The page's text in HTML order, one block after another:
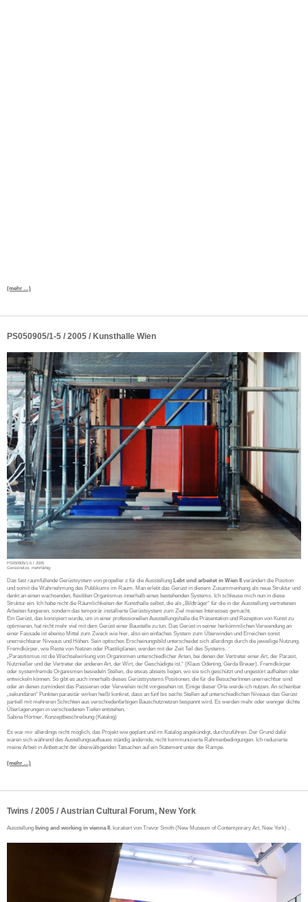
(mehr …)
PS050905/1-5 / 2005 / Kunsthalle Wien
PS050905/1-5 / 2005
Gerüstnetze, mehrfärbig
Das fast raumfüllende Gerüstsystem von propeller z für die Ausstellung Lebt und arbeitet in Wien II verändert die Position
und somit die Wahrnehmung des Publikums im Raum. Man erlebt das Gerüst in diesem Zusammenhang als neue Struktur und
denkt an einen wachsenden, flexiblen Organismus innerhalb eines bestehenden Systems. Ich schleuse mich nun in diese
Struktur ein. Ich habe nicht die Räumlichkeiten der Kunsthalle selbst, die als „Bildträger“ für die in der Ausstellung vertretenen
Arbeiten fungieren, sondern das temporär installierte Gerüstsystem zum Ziel meines Interesses gemacht.
Ein Gerüst, das konzipiert wurde, um in einer professionellen Ausstellungshalle die Präsentation und Rezeption von Kunst zu
optimieren, hat nicht mehr viel mit dem Gerüst einer Baustelle zu tun. Das Gerüst in seiner herkömmlichen Verwendung an
einer Fassade ist ebenso Mittel zum Zweck wie hier, also ein einfaches System zum Überwinden und Erreichen sonst
unerreichbarer Niveaus und Höhen. Sein optisches Erscheinungsbild unterscheidet sich allerdings durch die jeweilige Nutzung.
Fremdkörper, wie Reste von Netzen oder Plastikplanen, werden mit der Zeit Teil des Systems.
„Parasitismus ist die Wechselwirkung von Organismen unterschiedlicher Arten, bei denen der Vertreter einer Art, der Parasit,
Nutznießer und der Vertreter der anderen Art, der Wirt, der Geschädigte ist.“ (Klaus Odening, Gerda Breuer). Fremdkörper
oder systemfremde Organismen besiedeln Stellen, die etwas abseits liegen, wo sie sich geschützt und ungestört aufhalten oder
entwickeln können. So gibt es auch innerhalb dieses Gerüstsystems Positionen, die für die BesucherInnen unerreichbar sind
oder an denen zumindest das Passieren oder Verweilen nicht vorgesehen ist. Einige dieser Orte werde ich nutzen. An scheinbar
„sekundären“ Punkten parasitär wirken heißt konkret, dass an fünf bis sechs Stellen auf unterschiedlichen Niveaus das Gerüst
partiell mit mehreren Schichten aus verschiedenfarbigen Bauschutznetzen bespannt wird. Es werden mehr oder weniger dichte
Überlagerungen in verschiedenen Tiefen entstehen.
Sabina Hörtner, Konzeptbeschreibung (Katalog)
Es war mir allerdings nicht möglich, das Projekt wie geplant und im Katalog angekündigt, durchzuführen. Der Grund dafür
waren sich während des Austellungsaufbaues ständig ändernde, nicht kommunizierte Rahmenbedingungen. Ich reduzierte
meine Arbeit in Anbetracht der überwältigenden Tatsachen auf ein Statement unter der Rampe.
(mehr …)
Twins / 2005 / Austrian Cultural Forum, New York
Ausstellung living and working in vienna II , kuratiert von Trevor Smith (New Museum of Contemporary Art, New York) .